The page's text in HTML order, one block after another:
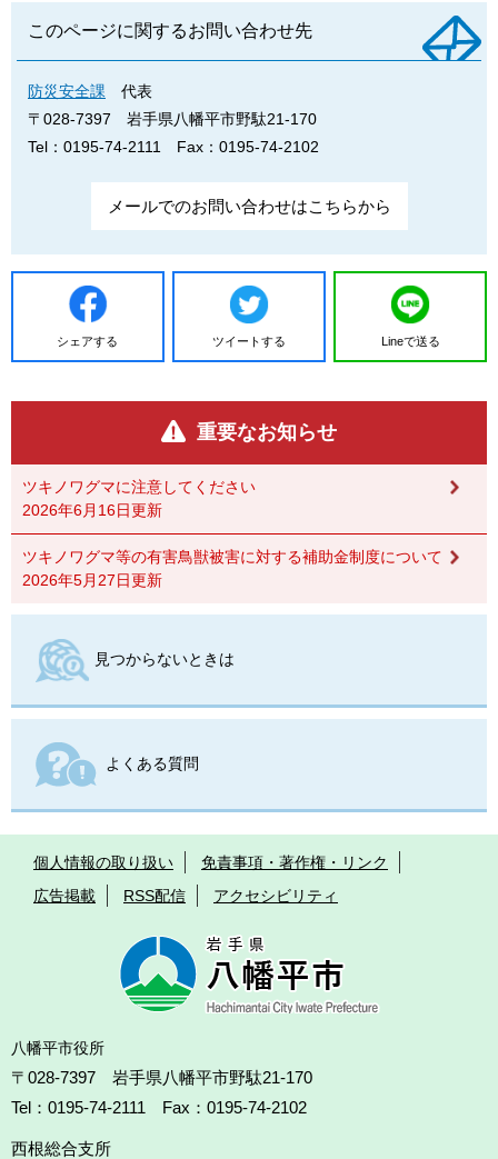
このページに関するお問い合わせ先
防災安全課
代表
〒028-7397
岩手県八幡平市野駄21-170
Tel：0195-74-2111
Fax：0195-74-2102
メールでのお問い合わせはこちらから
シェアする ツイートする Lineで送る
重要なお知らせ
ツキノワグマに注意してください
2026年6月16日更新
ツキノワグマ等の有害鳥獣被害に対する補助金制度について
2026年5月27日更新
見つからないときは
よくある質問
個人情報の取り扱い
免責事項・著作権・リンク
広告掲載
RSS配信 アクセシビリティ
八幡平市役所
〒028-7397 岩手県八幡平市野駄21-170
Tel：0195-74-2111 Fax：0195-74-2102
西根総合支所